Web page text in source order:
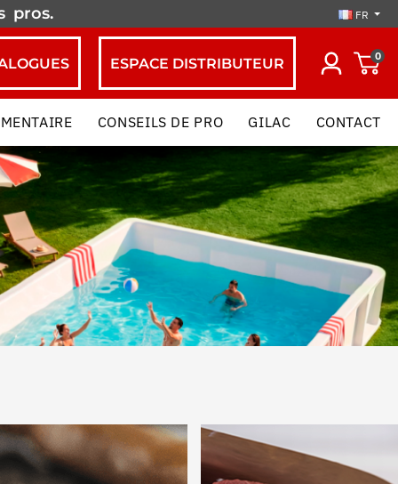
pros. FR
ESPACE DISTRIBUTEUR 0
CONSEILS DE PRO GILAC CONTACT